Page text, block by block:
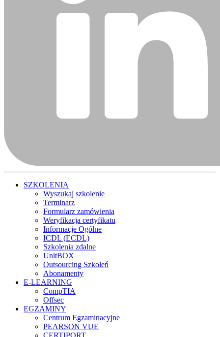
SZKOLENIA
Wyszukaj szkolenie
Terminarz
Formularz zamówienia
Weryfikacja certyfikatu
Informacje Ogólne
ICDL (ECDL)
Szkolenia zdalne
UnitBOX
Outsourcing Szkoleń
Abonamenty
E-LEARNING
CompTIA
Offsec
EGZAMINY
Centrum Egzaminacyjne
PEARSON VUE
CERTIPORT